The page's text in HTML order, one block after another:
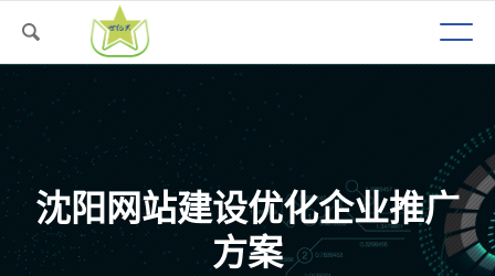
沈阳网站建设优化企业推广
方案